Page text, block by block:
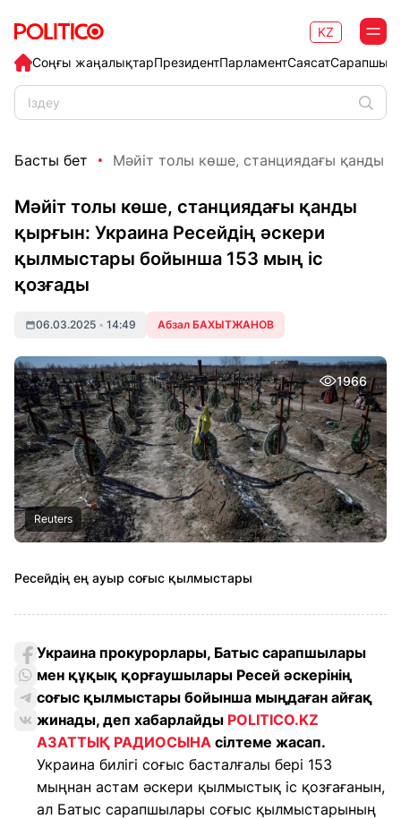
Соңғы жаңалықтарПрезидентПарламентСаясат
KZ
Басты бет Мәйіт толы көше, станциядағы қанды
Мәйіт толы көше, станциядағы қанды
қырғын: Украина Ресейдің әскери
қылмыстары бойынша 153 мың іс
қозғады
06.03.2025 • 14:49 Абзал БАХЫТЖАНОВ
1966
Reuters
Ресейдің ең ауыр соғыс қылмыстары
Украина прокурорлары, Батыс сарапшылары
мен құқық қорғаушылары Ресей әскерінің
соғыс қылмыстары бойынша мыңдаған айғақ
жинады, деп хабарлайды POLITICO.KZ
АЗАТТЫҚ РАДИОСЫНА сілтеме жасап.
Украина билігі соғыс басталғалы бері 153
мыңнан астам әскери қылмыстық іс қозғағанын,
ал Батыс сарапшылары соғыс қылмыстарының